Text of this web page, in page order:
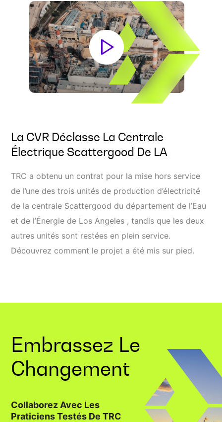
La CVR Déclasse La Centrale
Électrique Scattergood De LA
TRC a obtenu un contrat pour la mise hors service
de l’une des trois unités de production d’électricité
de la centrale Scattergood du département de l’Eau
et de l’Énergie de Los Angeles , tandis que les deux
autres unités sont restées en plein service.
Découvrez comment le projet a été mis sur pied.
Embrassez Le
Changement
Collaborez Avec Les
Praticiens Testés De TRC